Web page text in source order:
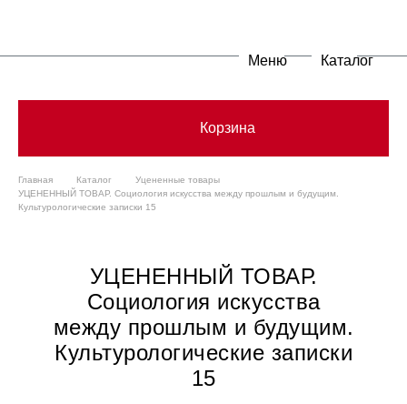
Меню Каталог
Корзина
Главная Каталог
Уцененные товары
УЦЕНЕННЫЙ ТОВАР. Социология искусства между прошлым и будущим.
Культурологические записки 15
УЦЕНЕННЫЙ ТОВАР.
Социология искусства
между прошлым и будущим.
Культурологические записки
15